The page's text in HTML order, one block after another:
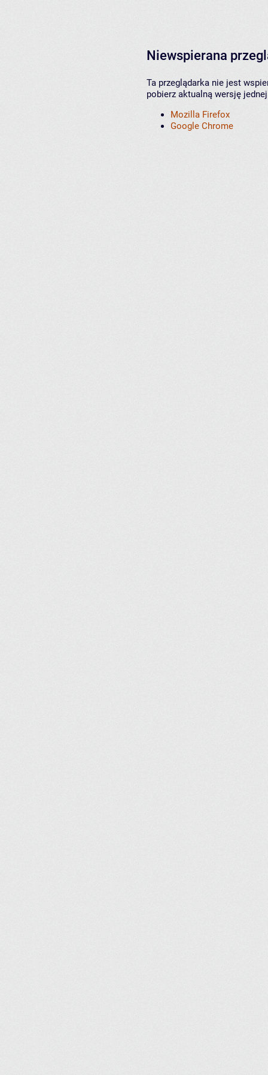
Niewspierana
Ta przeglądarka nie jest
pobierz aktualną wersję
Mozilla Firefox
Google Chrome